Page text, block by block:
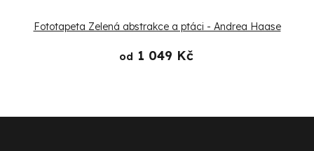
Fototapeta Zelená abstrakce a ptáci - Andrea Haase
od 1 049 Kč